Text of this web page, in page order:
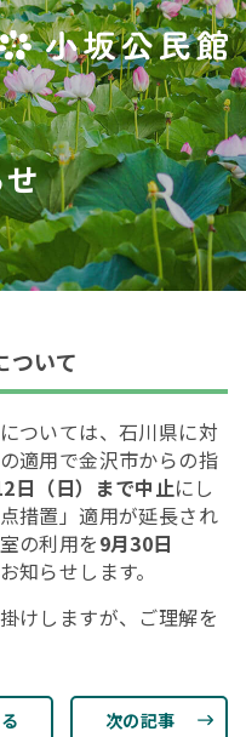
ついて
ついては、石川県に対
適用で金沢市からの指
日（日）まで中止にし
措置」適用が延長され
の利用を9月30日
知らせします。
けしますが、ご理解を
次の記事